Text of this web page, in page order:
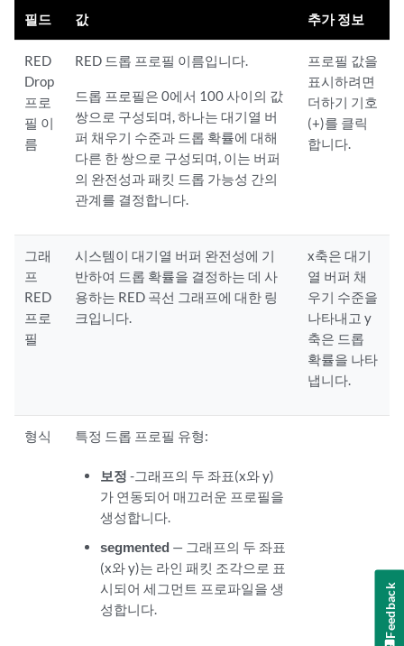
필드 값 추가 정보
RED
Drop
프로
필 이
름
RED 드롭 프로필 이름입니다.
드롭 프로필은 0에서 100 사이의 값
쌍으로 구성되며, 하나는 대기열 버
퍼 채우기 수준과 드롭 확률에 대해
다른 한 쌍으로 구성되며, 이는 버퍼
의 완전성과 패킷 드롭 가능성 간의
관계를 결정합니다.
프로필 값을
표시하려면
더하기 기호
(+)를 클릭
합니다.
그래
프
RED
프로
필
시스템이 대기열 버퍼 완전성에 기
반하여 드롭 확률을 결정하는 데 사
용하는 RED 곡선 그래프에 대한 링
크입니다.
x축은 대기
열 버퍼 채
우기 수준을
나타내고 y
축은 드롭
확률을 나타
냅니다.
형식 특정 드롭 프로필 유형:
보정 -그래프의 두 좌표(x와 y)
가 연동되어 매끄러운 프로필을
생성합니다.
segmented — 그래프의 두 좌표
(x와 y)는 라인 패킷 조각으로 표
시되어 세그먼트 프로파일을 생
성합니다.
Feedback